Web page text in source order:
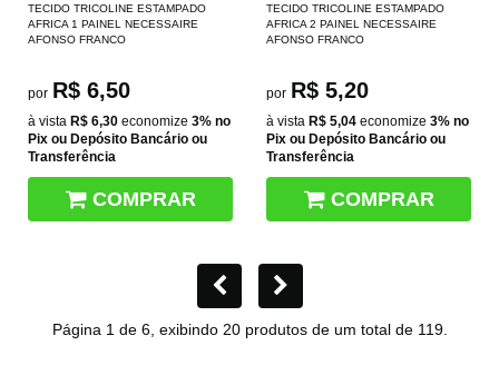
TECIDO TRICOLINE ESTAMPADO
AFRICA 1 PAINEL NECESSAIRE
AFONSO FRANCO
por R$ 6,50
à vista R$ 6,30 economize 3% no
Pix ou Depósito Bancário ou
Transferência
COMPRAR
TECIDO TRICOLINE ESTAMPADO
AFRICA 2 PAINEL NECESSAIRE
AFONSO FRANCO
por R$ 5,20
à vista R$ 5,04 economize 3% no
Pix ou Depósito Bancário ou
Transferência
COMPRAR
Página 1 de 6, exibindo 20 produtos de um total de 119.